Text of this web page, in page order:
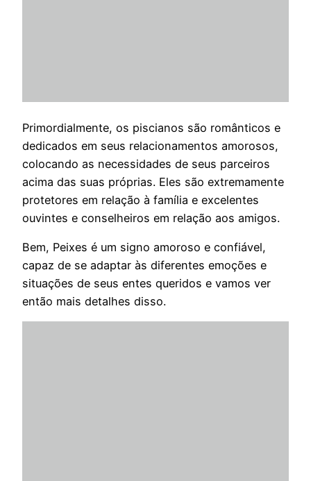
Primordialmente, os piscianos são românticos e
dedicados em seus relacionamentos amorosos,
colocando as necessidades de seus parceiros
acima das suas próprias. Eles são extremamente
protetores em relação à família e excelentes
ouvintes e conselheiros em relação aos amigos.
Bem, Peixes é um signo amoroso e confiável,
capaz de se adaptar às diferentes emoções e
situações de seus entes queridos e vamos ver
então mais detalhes disso.